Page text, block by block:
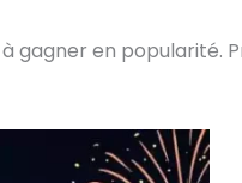
en popularité.